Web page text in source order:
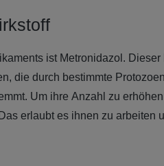
ist Metronidazol.
die durch bestimmte
Um ihre Anzahl zu
erlaubt es ihnen zu arbeiten